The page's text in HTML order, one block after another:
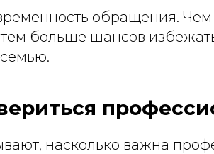
обращения.
больше шансов
насколько важна